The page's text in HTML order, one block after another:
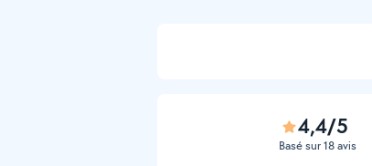
4,4/5
Basé sur 18 avis